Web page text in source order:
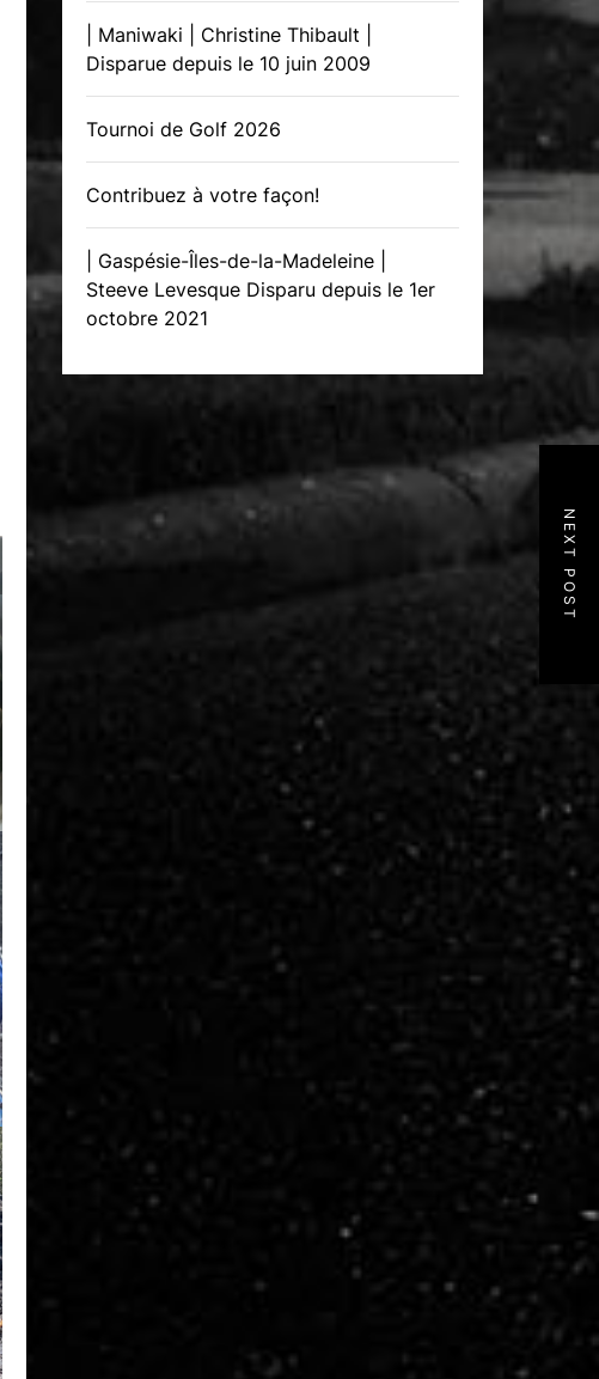
NEXT POST
| Maniwaki | Christine Thibault |
Disparue depuis le 10 juin 2009
Tournoi de Golf 2026
Contribuez à votre façon!
| Gaspésie-Îles-de-la-Madeleine |
Steeve Levesque Disparu depuis le 1er
octobre 2021